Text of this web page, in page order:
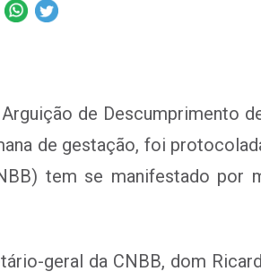
de Descumprimento
de gestação, foi
tem se manifestado por
geral da CNBB, dom